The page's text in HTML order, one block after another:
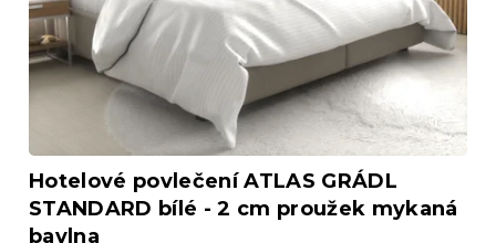
ů
d
u
k
Hotelové povlečení ATLAS GRÁDL
STANDARD bílé - 2 cm proužek mykaná
bavlna